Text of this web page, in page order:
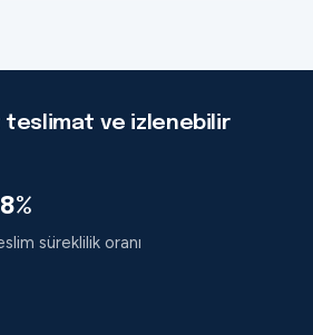
ve izlenebilir
süreklilik oranı